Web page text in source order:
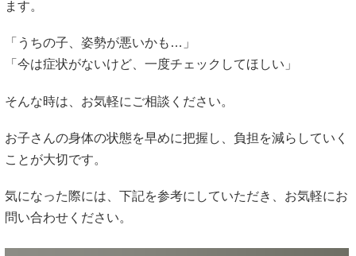
ます。
「うちの子、姿勢が悪いかも…」
「今は症状がないけど、一度チェックしてほしい」
そんな時は、お気軽にご相談ください。
お子さんの身体の状態を早めに把握し、負担を減らしていく
ことが大切です。
気になった際には、下記を参考にしていただき、お気軽にお
問い合わせください。